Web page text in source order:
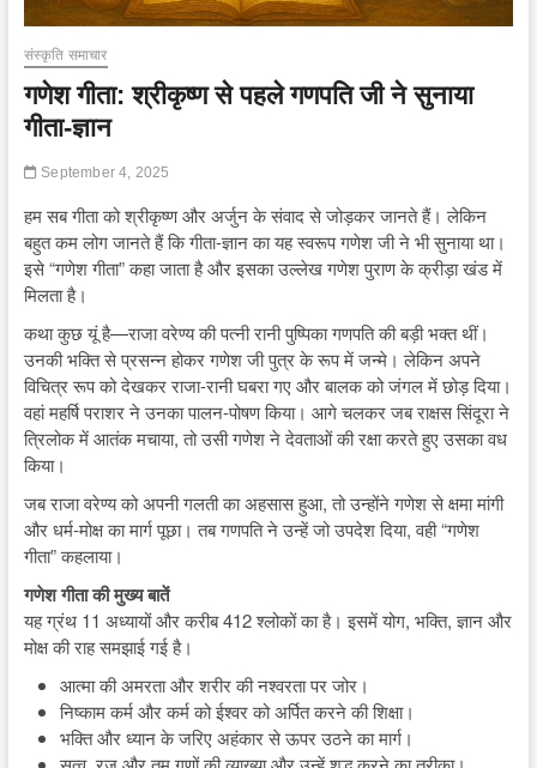
संस्कृति समाचार
गणेश गीता: श्रीकृष्ण से पहले गणपति जी ने सुनाया
गीता-ज्ञान
September 4, 2025
हम सब गीता को श्रीकृष्ण और अर्जुन के संवाद से जोड़कर जानते हैं। लेकिन
बहुत कम लोग जानते हैं कि गीता-ज्ञान का यह स्वरूप गणेश जी ने भी सुनाया था।
इसे “गणेश गीता” कहा जाता है और इसका उल्लेख गणेश पुराण के क्रीड़ा खंड में
मिलता है।
कथा कुछ यूं है—राजा वरेण्य की पत्नी रानी पुष्पिका गणपति की बड़ी भक्त थीं।
उनकी भक्ति से प्रसन्न होकर गणेश जी पुत्र के रूप में जन्मे। लेकिन अपने
विचित्र रूप को देखकर राजा-रानी घबरा गए और बालक को जंगल में छोड़ दिया।
वहां महर्षि पराशर ने उनका पालन-पोषण किया। आगे चलकर जब राक्षस सिंदूरा ने
त्रिलोक में आतंक मचाया, तो उसी गणेश ने देवताओं की रक्षा करते हुए उसका वध
किया।
जब राजा वरेण्य को अपनी गलती का अहसास हुआ, तो उन्होंने गणेश से क्षमा मांगी
और धर्म-मोक्ष का मार्ग पूछा। तब गणपति ने उन्हें जो उपदेश दिया, वही “गणेश
गीता” कहलाया।
गणेश गीता की मुख्य बातें
यह ग्रंथ 11 अध्यायों और करीब 412 श्लोकों का है। इसमें योग, भक्ति, ज्ञान और
मोक्ष की राह समझाई गई है।
आत्मा की अमरता और शरीर की नश्वरता पर जोर।
निष्काम कर्म और कर्म को ईश्वर को अर्पित करने की शिक्षा।
भक्ति और ध्यान के जरिए अहंकार से ऊपर उठने का मार्ग।